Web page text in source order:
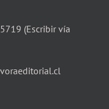
(Escribir vía